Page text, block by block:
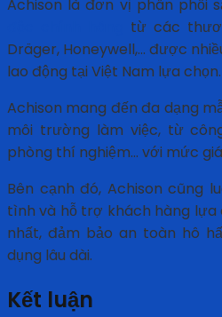
Achison là đơn vị phân phối
từ các
Dräger, Honeywell,… được
lao động tại Việt Nam lựa chọn.
Achison mang đến đa dạng
môi trường làm việc, từ
phòng thí nghiệm… với mức
Bên cạnh đó, Achison cũng
tình và hỗ trợ khách hàng lựa
nhất, đảm bảo an toàn hô
dụng lâu dài.
Kết luận